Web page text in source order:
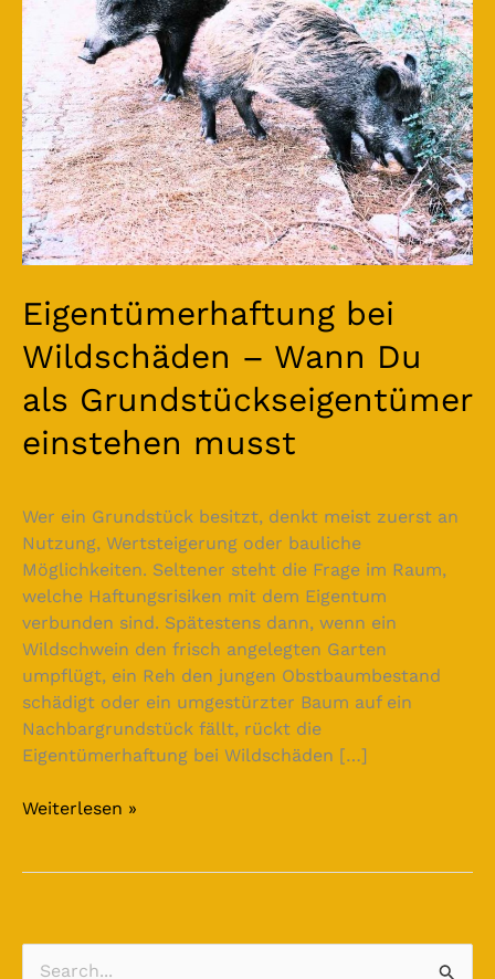
Eigentümerhaftung bei
Wildschäden – Wann Du
als Grundstückseigentümer
einstehen musst
Wer ein Grundstück besitzt, denkt meist zuerst an
Nutzung, Wertsteigerung oder bauliche
Möglichkeiten. Seltener steht die Frage im Raum,
welche Haftungsrisiken mit dem Eigentum
verbunden sind. Spätestens dann, wenn ein
Wildschwein den frisch angelegten Garten
umpflügt, ein Reh den jungen Obstbaumbestand
schädigt oder ein umgestürzter Baum auf ein
Nachbargrundstück fällt, rückt die
Eigentümerhaftung bei Wildschäden […]
Wann
als
Grundstückseigentümer
einstehen
musst
Weiterlesen »